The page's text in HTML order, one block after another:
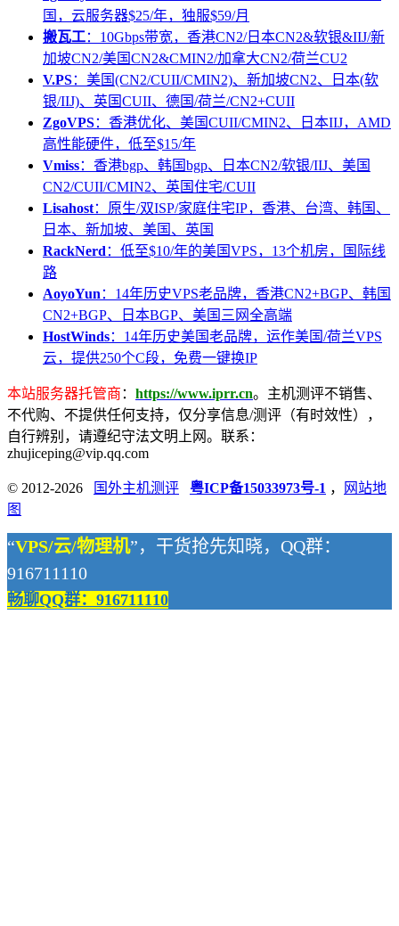
国，云服务器$25/年，独服$59/月
搬瓦工：10Gbps带宽，香港CN2/日本CN2&软银&IIJ/新
加坡CN2/美国CN2&CMIN2/加拿大CN2/荷兰CU2
V.PS：美国(CN2/CUII/CMIN2)、新加坡CN2、日本(软
银/IIJ)、英国CUII、德国/荷兰/CN2+CUII
ZgoVPS：香港优化、美国CUII/CMIN2、日本IIJ，AMD
高性能硬件，低至$15/年
Vmiss：香港bgp、韩国bgp、日本CN2/软银/IIJ、美国
CN2/CUII/CMIN2、英国住宅/CUII
Lisahost：原生/双ISP/家庭住宅IP，香港、台湾、韩国、
日本、新加坡、美国、英国
RackNerd ：低至$10/年的美国VPS，13个机房，国际线
路
AoyoYun ：14年历史VPS老品牌，香港CN2+BGP、韩国
CN2+BGP、日本BGP、美国三网全高端
HostWinds：14年历史美国老品牌，运作美国/荷兰VPS
云，提供250个C段，免费一键换IP
本站服务器托管商 ： https://www.iprr.cn。主机测评不销售、
不代购、不提供任何支持，仅分享信息/测评（有时效性），
自行辨别，请遵纪守法文明上网。联系：
zhujiceping@vip.qq.com
© 2012-2026 国外主机测评 粤ICP备15033973号-1 ，
网站地
图
“VPS/云/物理机”，干货抢先知晓，QQ群：
916711110
畅聊QQ群：916711110